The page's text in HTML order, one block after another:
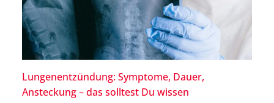
Lungenentzündung: Symptome, Dauer,
Ansteckung – das solltest Du wissen